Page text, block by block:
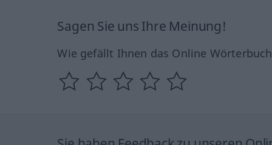
Sagen Sie uns Ihre Meinung!
Wie gefällt Ihnen das Online